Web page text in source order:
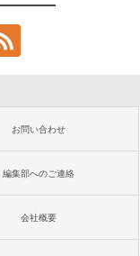
お問い合わせ
編集部へのご連絡
会社概要